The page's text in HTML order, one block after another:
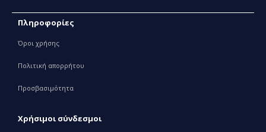
Πληροφορίες
Όροι χρήσης
Πολιτική απορρήτου
Προσβασιμότητα
Χρήσιμοι σύνδεσμοι